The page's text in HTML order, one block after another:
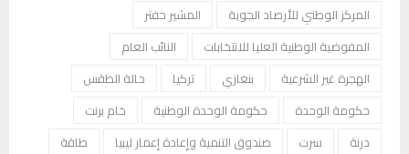
المركز الوطني للأرصاد الجوية
المشير حفتر
المفوضية الوطنية العليا للانتخابات
النائب العام
الهجرة غير الشرعية
بنغازي تركيا
حالة الطقس
حكومة الوحدة
حكومة الوحدة الوطنية
خام برنت
درنة
سرت صندوق التنمية وإعادة إعمار ليبيا
طاقة